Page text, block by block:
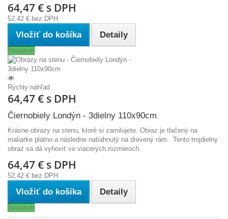
64,47 € s DPH
52,42 € bez DPH
Vložiť do košíka Detaily
Skladom
Rýchly náhľad
64,47 € s DPH
Čiernobiely Londýn - 3dielny 110x90cm
Krásne obrazy na stenu, ktoré si zamilujete. Obraz je tlačený na
maliarke plátno a následne natiahnutý na drevený rám. Tento trojdielny
obraz sa dá vyhoviť vo viacerých rozmeroch.
64,47 € s DPH
52,42 € bez DPH
Vložiť do košíka Detaily
Skladom